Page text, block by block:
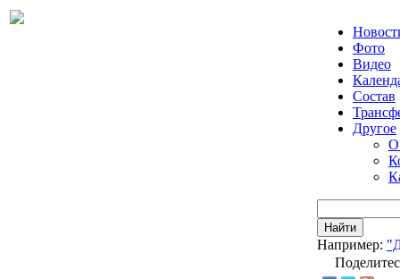
Фото
Видео
Состав
Другое
О
Найти
Например: